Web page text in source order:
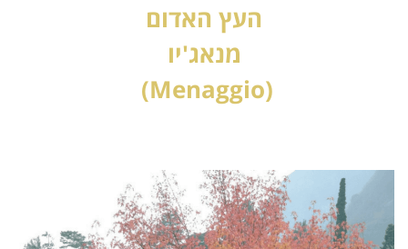
העץ האדום
מנאג'יו
(Menaggio)